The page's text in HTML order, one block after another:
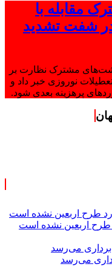
مقابله با
شفت تشدید
مشترک نظارت بر
نوروزی خبر داد و
پرهزینه بعدی شود.
می‌رسد